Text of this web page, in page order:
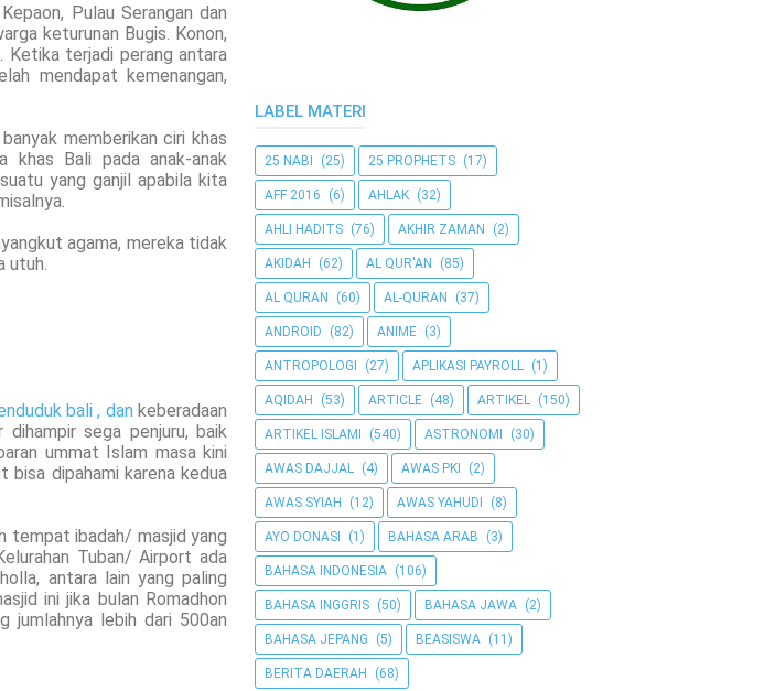
Pulau Serangan dan
keturunan Bugis. Konon,
Ketika terjadi perang antara
mendapat kemenangan,
memberikan ciri khas
khas Bali pada anak-anak
yang ganjil apabila kita
agama, mereka tidak
utuh.
bali , dankeberadaan
sega penjuru, baik
ummat Islam masa kini
bisa dipahami karena kedua
tempat ibadah/ masjid yang
Tuban/ Airport ada
antara lain yang paling
ini jika bulan Romadhon
jumlahnya lebih dari 500an
LABEL MATERI
25 NABI (25) 25 PROPHETS (17)
AFF 2016 (6) AHLAK (32)
AHLI HADITS (76) AKHIR ZAMAN (2)
AKIDAH (62) AL QUR'AN (85)
AL QURAN (60) AL-QURAN (37)
ANDROID (82) ANIME (3)
ANTROPOLOGI (27) APLIKASI PAYROLL (1)
AQIDAH (53) ARTICLE (48) ARTIKEL (150)
ARTIKEL ISLAMI (540) ASTRONOMI (30)
AWAS DAJJAL (4) AWAS PKI (2)
AWAS SYIAH (12) AWAS YAHUDI (8)
AYO DONASI (1) BAHASA ARAB (3)
BAHASA INDONESIA (106)
BAHASA INGGRIS (50) BAHASA JAWA (2)
BAHASA JEPANG (5) BEASISWA (11)
BERITA DAERAH (68)